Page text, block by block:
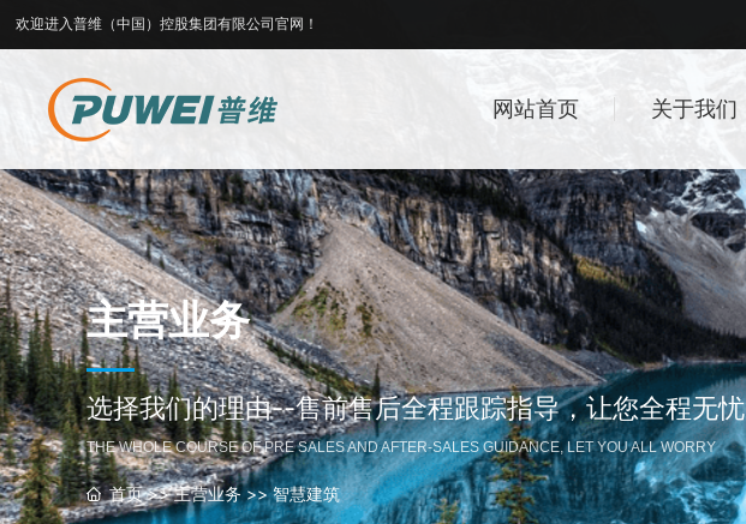
欢迎进入普维（中国）控股集团有限公司官网！
网站首页 关于我们
主营业务
选择我们的理由--售前售后全程跟踪指导，让您全程无忧
THE WHOLE COURSE OF PRE SALES AND AFTER-SALES GUIDANCE, LET YOU ALL WORRY
首页>>主营业务>>智慧建筑